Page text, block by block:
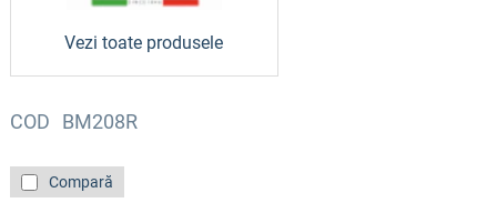
Compară
COD BM208R
Vezi toate produsele